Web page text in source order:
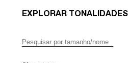
EXPLORAR TONALIDADES